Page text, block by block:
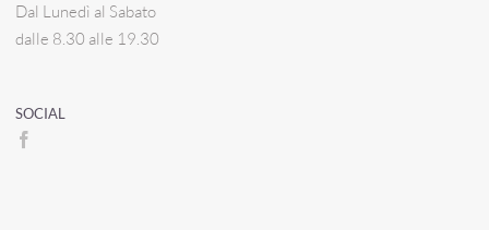
Dal Lunedì al Sabato
dalle 8.30 alle 19.30
SOCIAL